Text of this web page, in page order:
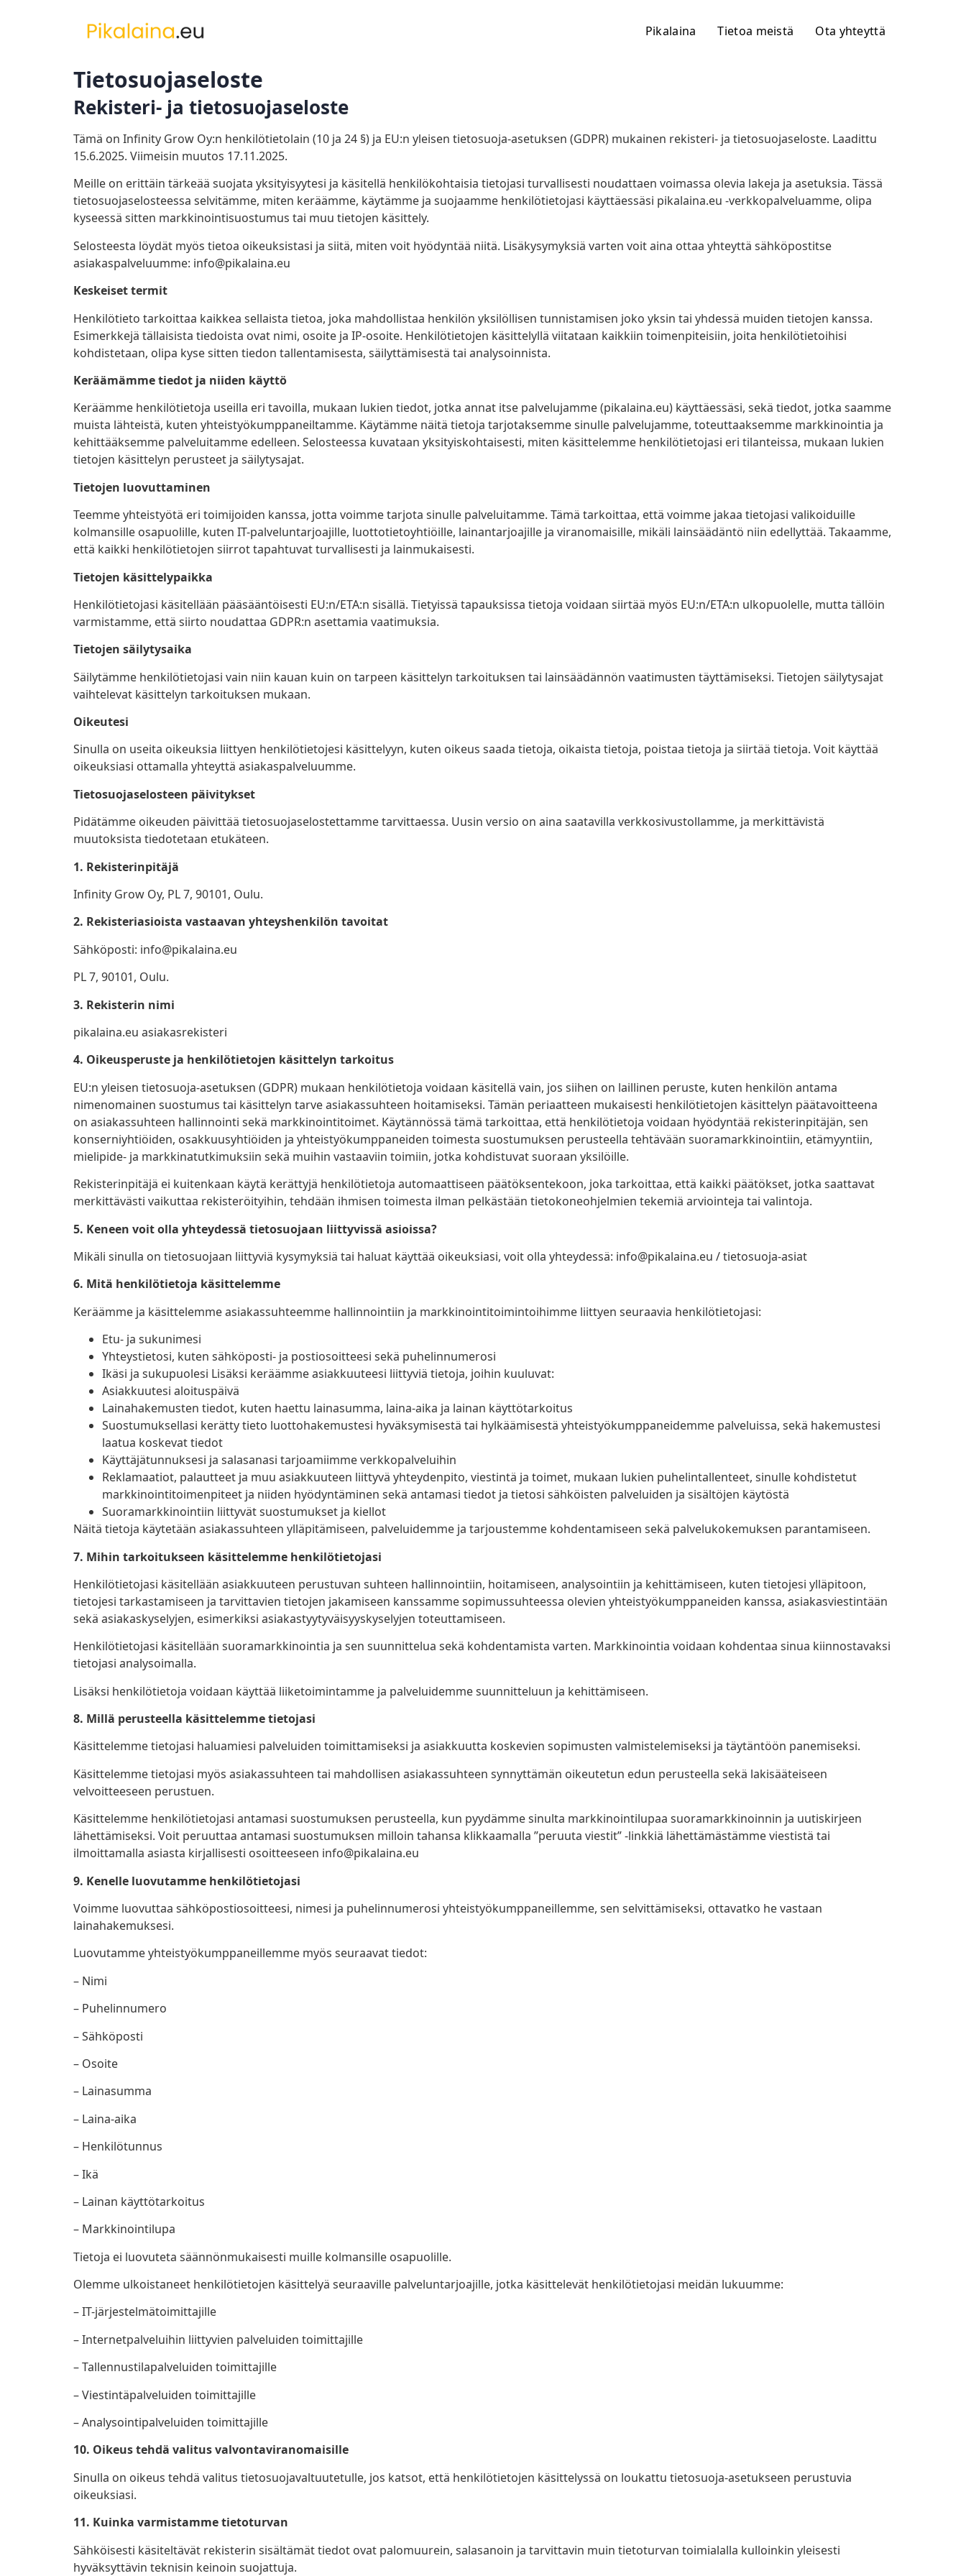
Pikalaina Tietoa meistä Ota yhteyttä
Tietosuojaseloste
Rekisteri- ja tietosuojaseloste
Tämä on Infinity Grow Oy:n henkilötietolain (10 ja 24 §) ja EU:n yleisen tietosuoja-asetuksen (GDPR) mukainen rekisteri- ja tietosuojaseloste. Laadittu
15.6.2025. Viimeisin muutos 17.11.2025.
Meille on erittäin tärkeää suojata yksityisyytesi ja käsitellä henkilökohtaisia tietojasi turvallisesti noudattaen voimassa olevia lakeja ja asetuksia. Tässä
tietosuojaselosteessa selvitämme, miten keräämme, käytämme ja suojaamme henkilötietojasi käyttäessäsi pikalaina.eu -verkkopalveluamme, olipa
kyseessä sitten markkinointisuostumus tai muu tietojen käsittely.
Selosteesta löydät myös tietoa oikeuksistasi ja siitä, miten voit hyödyntää niitä. Lisäkysymyksiä varten voit aina ottaa yhteyttä sähköpostitse
asiakaspalveluumme: info@pikalaina.eu
Keskeiset termit
Henkilötieto tarkoittaa kaikkea sellaista tietoa, joka mahdollistaa henkilön yksilöllisen tunnistamisen joko yksin tai yhdessä muiden tietojen kanssa.
Esimerkkejä tällaisista tiedoista ovat nimi, osoite ja IP-osoite. Henkilötietojen käsittelyllä viitataan kaikkiin toimenpiteisiin, joita henkilötietoihisi
kohdistetaan, olipa kyse sitten tiedon tallentamisesta, säilyttämisestä tai analysoinnista.
Keräämämme tiedot ja niiden käyttö
Keräämme henkilötietoja useilla eri tavoilla, mukaan lukien tiedot, jotka annat itse palvelujamme (pikalaina.eu) käyttäessäsi, sekä tiedot, jotka saamme
muista lähteistä, kuten yhteistyökumppaneiltamme. Käytämme näitä tietoja tarjotaksemme sinulle palvelujamme, toteuttaaksemme markkinointia ja
kehittääksemme palveluitamme edelleen. Selosteessa kuvataan yksityiskohtaisesti, miten käsittelemme henkilötietojasi eri tilanteissa, mukaan lukien
tietojen käsittelyn perusteet ja säilytysajat.
Tietojen luovuttaminen
Teemme yhteistyötä eri toimijoiden kanssa, jotta voimme tarjota sinulle palveluitamme. Tämä tarkoittaa, että voimme jakaa tietojasi valikoiduille
kolmansille osapuolille, kuten IT-palveluntarjoajille, luottotietoyhtiöille, lainantarjoajille ja viranomaisille, mikäli lainsäädäntö niin edellyttää. Takaamme,
että kaikki henkilötietojen siirrot tapahtuvat turvallisesti ja lainmukaisesti.
Tietojen käsittelypaikka
Henkilötietojasi käsitellään pääsääntöisesti EU:n/ETA:n sisällä. Tietyissä tapauksissa tietoja voidaan siirtää myös EU:n/ETA:n ulkopuolelle, mutta tällöin
varmistamme, että siirto noudattaa GDPR:n asettamia vaatimuksia.
Tietojen säilytysaika
Säilytämme henkilötietojasi vain niin kauan kuin on tarpeen käsittelyn tarkoituksen tai lainsäädännön vaatimusten täyttämiseksi. Tietojen säilytysajat
vaihtelevat käsittelyn tarkoituksen mukaan.
Oikeutesi
Sinulla on useita oikeuksia liittyen henkilötietojesi käsittelyyn, kuten oikeus saada tietoja, oikaista tietoja, poistaa tietoja ja siirtää tietoja. Voit käyttää
oikeuksiasi ottamalla yhteyttä asiakaspalveluumme.
Tietosuojaselosteen päivitykset
Pidätämme oikeuden päivittää tietosuojaselostettamme tarvittaessa. Uusin versio on aina saatavilla verkkosivustollamme, ja merkittävistä
muutoksista tiedotetaan etukäteen.
1. Rekisterinpitäjä
Infinity Grow Oy, PL 7, 90101, Oulu.
2. Rekisteriasioista vastaavan yhteyshenkilön tavoitat
Sähköposti: info@pikalaina.eu
PL 7, 90101, Oulu.
3. Rekisterin nimi
pikalaina.eu asiakasrekisteri
4. Oikeusperuste ja henkilötietojen käsittelyn tarkoitus
EU:n yleisen tietosuoja-asetuksen (GDPR) mukaan henkilötietoja voidaan käsitellä vain, jos siihen on laillinen peruste, kuten henkilön antama
nimenomainen suostumus tai käsittelyn tarve asiakassuhteen hoitamiseksi. Tämän periaatteen mukaisesti henkilötietojen käsittelyn päätavoitteena
on asiakassuhteen hallinnointi sekä markkinointitoimet. Käytännössä tämä tarkoittaa, että henkilötietoja voidaan hyödyntää rekisterinpitäjän, sen
konserniyhtiöiden, osakkuusyhtiöiden ja yhteistyökumppaneiden toimesta suostumuksen perusteella tehtävään suoramarkkinointiin, etämyyntiin,
mielipide- ja markkinatutkimuksiin sekä muihin vastaaviin toimiin, jotka kohdistuvat suoraan yksilöille.
Rekisterinpitäjä ei kuitenkaan käytä kerättyjä henkilötietoja automaattiseen päätöksentekoon, joka tarkoittaa, että kaikki päätökset, jotka saattavat
merkittävästi vaikuttaa rekisteröityihin, tehdään ihmisen toimesta ilman pelkästään tietokoneohjelmien tekemiä arviointeja tai valintoja.
5. Keneen voit olla yhteydessä tietosuojaan liittyvissä asioissa?
Mikäli sinulla on tietosuojaan liittyviä kysymyksiä tai haluat käyttää oikeuksiasi, voit olla yhteydessä: info@pikalaina.eu / tietosuoja-asiat
6. Mitä henkilötietoja käsittelemme
Keräämme ja käsittelemme asiakassuhteemme hallinnointiin ja markkinointitoimintoihimme liittyen seuraavia henkilötietojasi:
Etu- ja sukunimesi
Yhteystietosi, kuten sähköposti- ja postiosoitteesi sekä puhelinnumerosi
Ikäsi ja sukupuolesi Lisäksi keräämme asiakkuuteesi liittyviä tietoja, joihin kuuluvat:
Asiakkuutesi aloituspäivä
Lainahakemusten tiedot, kuten haettu lainasumma, laina-aika ja lainan käyttötarkoitus
Suostumuksellasi kerätty tieto luottohakemustesi hyväksymisestä tai hylkäämisestä yhteistyökumppaneidemme palveluissa, sekä hakemustesi
laatua koskevat tiedot
Käyttäjätunnuksesi ja salasanasi tarjoamiimme verkkopalveluihin
Reklamaatiot, palautteet ja muu asiakkuuteen liittyvä yhteydenpito, viestintä ja toimet, mukaan lukien puhelintallenteet, sinulle kohdistetut
markkinointitoimenpiteet ja niiden hyödyntäminen sekä antamasi tiedot ja tietosi sähköisten palveluiden ja sisältöjen käytöstä
Suoramarkkinointiin liittyvät suostumukset ja kiellot
Näitä tietoja käytetään asiakassuhteen ylläpitämiseen, palveluidemme ja tarjoustemme kohdentamiseen sekä palvelukokemuksen parantamiseen.
7. Mihin tarkoitukseen käsittelemme henkilötietojasi
Henkilötietojasi käsitellään asiakkuuteen perustuvan suhteen hallinnointiin, hoitamiseen, analysointiin ja kehittämiseen, kuten tietojesi ylläpitoon,
tietojesi tarkastamiseen ja tarvittavien tietojen jakamiseen kanssamme sopimussuhteessa olevien yhteistyökumppaneiden kanssa, asiakasviestintään
sekä asiakaskyselyjen, esimerkiksi asiakastyytyväisyyskyselyjen toteuttamiseen.
Henkilötietojasi käsitellään suoramarkkinointia ja sen suunnittelua sekä kohdentamista varten. Markkinointia voidaan kohdentaa sinua kiinnostavaksi
tietojasi analysoimalla.
Lisäksi henkilötietoja voidaan käyttää liiketoimintamme ja palveluidemme suunnitteluun ja kehittämiseen.
8. Millä perusteella käsittelemme tietojasi
Käsittelemme tietojasi haluamiesi palveluiden toimittamiseksi ja asiakkuutta koskevien sopimusten valmistelemiseksi ja täytäntöön panemiseksi.
Käsittelemme tietojasi myös asiakassuhteen tai mahdollisen asiakassuhteen synnyttämän oikeutetun edun perusteella sekä lakisääteiseen
velvoitteeseen perustuen.
Käsittelemme henkilötietojasi antamasi suostumuksen perusteella, kun pyydämme sinulta markkinointilupaa suoramarkkinoinnin ja uutiskirjeen
lähettämiseksi. Voit peruuttaa antamasi suostumuksen milloin tahansa klikkaamalla ”peruuta viestit” -linkkiä lähettämästämme viestistä tai
ilmoittamalla asiasta kirjallisesti osoitteeseen info@pikalaina.eu
9. Kenelle luovutamme henkilötietojasi
Voimme luovuttaa sähköpostiosoitteesi, nimesi ja puhelinnumerosi yhteistyökumppaneillemme, sen selvittämiseksi, ottavatko he vastaan
lainahakemuksesi.
Luovutamme yhteistyökumppaneillemme myös seuraavat tiedot:
– Nimi
– Puhelinnumero
– Sähköposti
– Osoite
– Lainasumma
– Laina-aika
– Henkilötunnus
– Ikä
– Lainan käyttötarkoitus
– Markkinointilupa
Tietoja ei luovuteta säännönmukaisesti muille kolmansille osapuolille.
Olemme ulkoistaneet henkilötietojen käsittelyä seuraaville palveluntarjoajille, jotka käsittelevät henkilötietojasi meidän lukuumme:
– IT-järjestelmätoimittajille
– Internetpalveluihin liittyvien palveluiden toimittajille
– Tallennustilapalveluiden toimittajille
– Viestintäpalveluiden toimittajille
– Analysointipalveluiden toimittajille
10. Oikeus tehdä valitus valvontaviranomaisille
Sinulla on oikeus tehdä valitus tietosuojavaltuutetulle, jos katsot, että henkilötietojen käsittelyssä on loukattu tietosuoja-asetukseen perustuvia
oikeuksiasi.
11. Kuinka varmistamme tietoturvan
Sähköisesti käsiteltävät rekisterin sisältämät tiedot ovat palomuurein, salasanoin ja tarvittavin muin tietoturvan toimialalla kulloinkin yleisesti
hyväksyttävin teknisin keinoin suojattuja.